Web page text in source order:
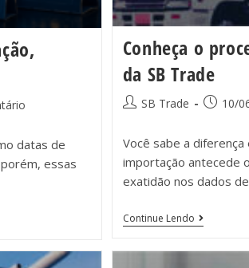
datas de
essas
Conheça o
da SB Trade
SB Trade 10/
Você sabe a
importação antecede
exatidão nos dados
Continue Lendo